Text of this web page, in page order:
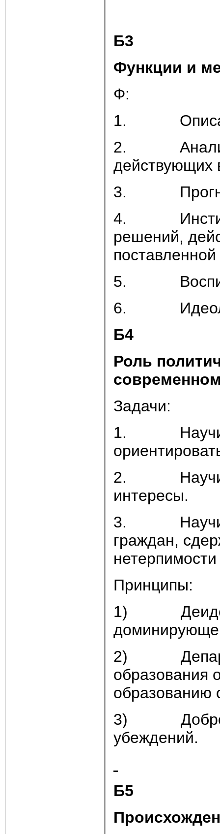
Б3
Функции и
Ф:
1.
2.
действующих
3.
4.
решений,
5.
6.
Б4
Роль
Задачи:
1. Научить
2. Научить
интересы.
3. Научить
граждан,
Принципы:
1)
2)
образования
образованию
3)
убеждений.
Б5